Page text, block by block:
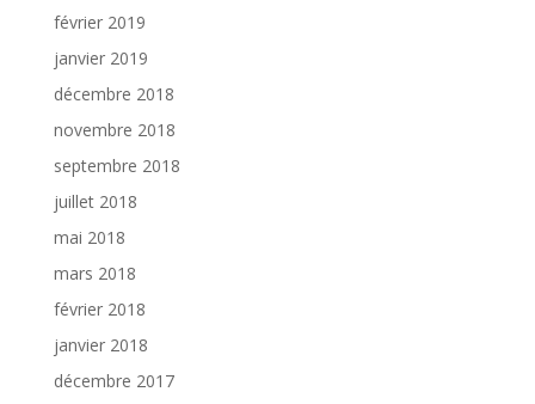
février 2019
janvier 2019
décembre 2018
novembre 2018
septembre 2018
juillet 2018
mai 2018
mars 2018
février 2018
janvier 2018
décembre 2017